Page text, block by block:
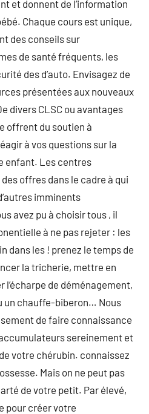
et donnent de l’information
Chaque cours est unique,
des conseils sur
de santé fréquents, les
des d’auto. Envisagez de
présentées aux nouveaux
divers CLSC ou avantages
offrent du soutien à
à vos questions sur la
enfant. Les centres
offres dans le cadre à qui
imminents
avez pu à choisir tous , il
à ne pas rejeter : les
dans les ! prenez le temps de
la tricherie, mettre en
l’écharpe de déménagement,
un chauffe-biberon… Nous
de faire connaissance
sereinement et
votre chérubin. connaissez
Mais on ne peut pas
de votre petit. Par élevé,
pour créer votre